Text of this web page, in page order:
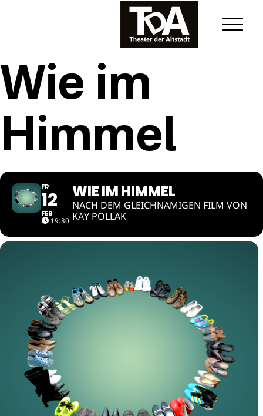
Wie im
Himmel
FR
12
FEB
19:30
WIE IM HIMMEL
NACH DEM GLEICHNAMIGEN FILM VON
KAY POLLAK